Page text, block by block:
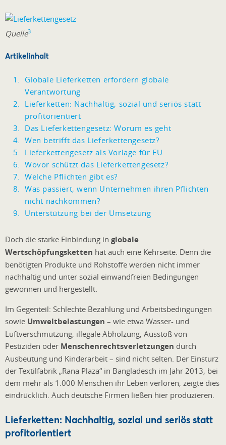
Quelle3
Artikelinhalt
Globale Lieferketten erfordern globale
Verantwortung
Lieferketten: Nachhaltig, sozial und seriös statt
profitorientiert
Das Lieferkettengesetz: Worum es geht
Wen betrifft das Lieferkettengesetz?
Lieferkettengesetz als Vorlage für EU
Wovor schützt das Lieferkettengesetz?
Welche Pflichten gibt es?
Was passiert, wenn Unternehmen ihren Pflichten
nicht nachkommen?
Unterstützung bei der Umsetzung
Doch die starke Einbindung in globale
Wertschöpfungsketten hat auch eine Kehrseite. Denn die
benötigten Produkte und Rohstoffe werden nicht immer
nachhaltig und unter sozial einwandfreien Bedingungen
gewonnen und hergestellt.
Im Gegenteil: Schlechte Bezahlung und Arbeitsbedingungen
sowie Umweltbelastungen – wie etwa Wasser- und
Luftverschmutzung, illegale Abholzung, Ausstoß von
Pestiziden oder Menschenrechtsverletzungen durch
Ausbeutung und Kinderarbeit – sind nicht selten. Der Einsturz
der Textilfabrik „Rana Plaza“ in Bangladesch im Jahr 2013, bei
dem mehr als 1.000 Menschen ihr Leben verloren, zeigte dies
eindrücklich. Auch deutsche Firmen ließen hier produzieren.
Lieferketten: Nachhaltig, sozial und seriös statt
profitorientiert